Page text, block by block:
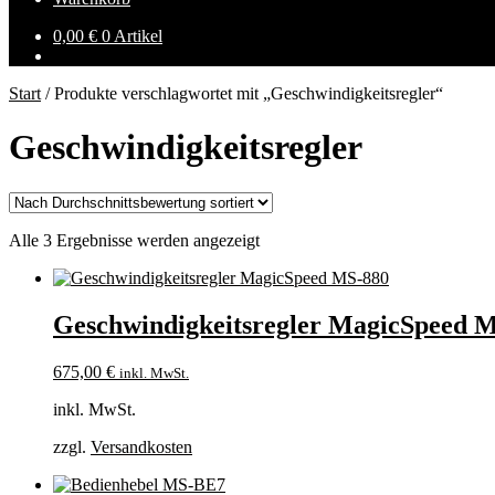
0,00 € 0 Artikel
Start /Produkte verschlagwortet mit „Geschwindigkeitsregler“
Geschwindigkeitsregler
Alle 3 Ergebnisse werden angezeigtNach
sortiert
Geschwindigkeitsregler MagicSpeed
675,00 € inkl. MwSt.
inkl. MwSt.
zzgl. Versandkosten